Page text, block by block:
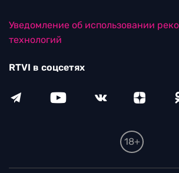
Уведомление об использовании
технологий
RTVI в соцсетях
18+